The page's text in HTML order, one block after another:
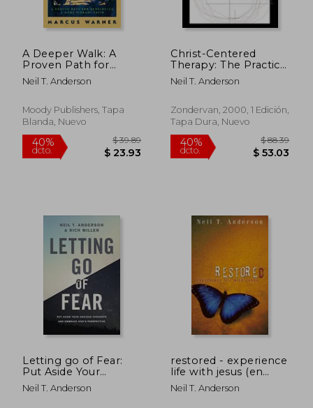
40% 45%
40% 45%
A Deeper Walk: A
Proven Path for
Developing a More
Vibrant Faith (en
Neil T. Anderson
Moody Publishers, Tapa
Blanda, Nuevo
Christ-Centered
Therapy: The Practical
Integration of
Theology and
Inglés)
Neil T. Anderson
Zondervan, 2000, 1 Edición,
Tapa Dura, Nuevo
Letting go of Fear:
Put Aside Your
Anxious Thoughts
and Embrace God's
Neil T. Anderson
restored - experience
life with jesus (en
Inglés)
Neil T. Anderson